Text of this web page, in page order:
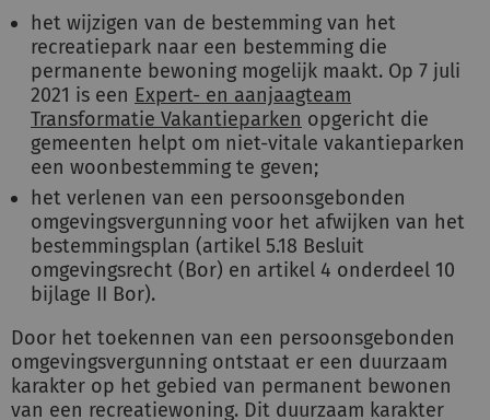
het wijzigen van de bestemming van het
recreatiepark naar een bestemming die
permanente bewoning mogelijk maakt. Op 7 juli
2021 is een Expert- en aanjaagteam
Transformatie Vakantieparken opgericht die
gemeenten helpt om niet-vitale vakantieparken
een woonbestemming te geven;
het verlenen van een persoonsgebonden
omgevingsvergunning voor het afwijken van het
bestemmingsplan (artikel 5.18 Besluit
omgevingsrecht (Bor) en artikel 4 onderdeel 10
bijlage II Bor).
Door het toekennen van een persoonsgebonden
omgevingsvergunning ontstaat er een duurzaam
karakter op het gebied van permanent bewonen
van een recreatiewoning. Dit duurzaam karakter